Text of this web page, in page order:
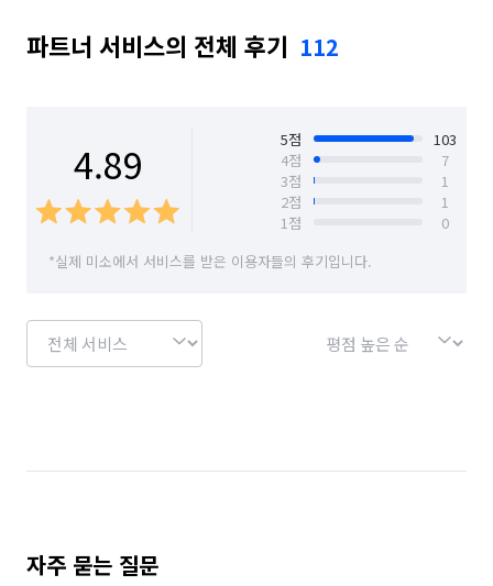
파트너 서비스의 전체 후기 112
4.89 5점
103
4점
7
3점
1
2점
1
1점
0
*실제 미소에서 서비스를 받은 이용자들의 후기입니다.
자주 묻는 질문